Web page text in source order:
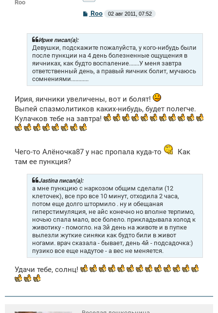
Roo
С
о
б
е
н
и
е
Roo 02 авг 2011, 07:52
Ирия писал(а):
Девушки, подскажите пожалуйста, у кого-нибудь были
после пункции на 4 день болезненные ощущения в
яичниках, как будто воспаление.......У меня завтра
ответственный день, а правый яичник болит, мучаюсь
сомнениями............
Ирия, яичники увеличены, вот и болят!
Выпей спазмолитиков каких-нибудь, будет полегче.
Кулачков тебе на завтра!
Чего-то Алёночка87 у нас пропала куда-то
Как
там ее пункция?
Jastina писал(а):
а мне пункцию с наркозом общим сделали (12
клеточек), все про все 10 минут, отходила 2 часа,
потом еще долго штормило . ну и обещаная
гиперстимуляция, не айс конечно но вполне терпимо,
ночью спала мало, все болело. прикладывала холод к
животику - помогло. на 3й день на животе и в пупке
вылезли жуткие синяки как будто били в живот
ногами. врач сказала - бывает, день 4й - подсадочка:)
пузико все еще надутое - а вес не меняется.
Удачи тебе, солнц!